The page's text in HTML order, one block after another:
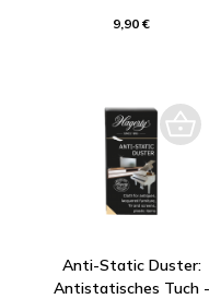
9,90 €
Anti-Static Duster:
Antistatisches Tuch -